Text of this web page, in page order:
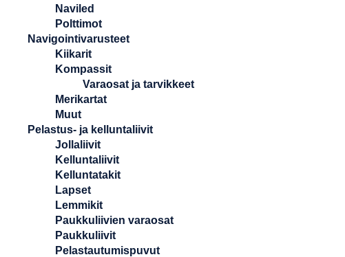
Naviled
Polttimot
Navigointivarusteet
Kiikarit
Kompassit
Varaosat ja tarvikkeet
Merikartat
Muut
Pelastus- ja kelluntaliivit
Jollaliivit
Kelluntaliivit
Kelluntatakit
Lapset
Lemmikit
Paukkuliivien varaosat
Paukkuliivit
Pelastautumispuvut